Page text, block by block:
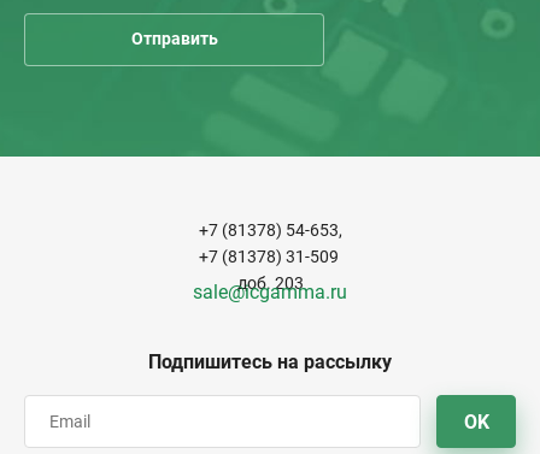
Подпишитесь на рассылку
OK
+7 (81378) 54-653,
+7 (81378) 31-509
доб. 203
sale@icgamma.ru